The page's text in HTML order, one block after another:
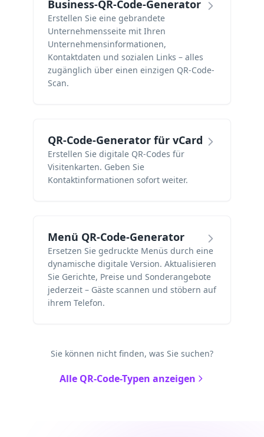
Business-QR-Code-Generator
Erstellen Sie eine gebrandete
Unternehmensseite mit Ihren
Unternehmensinformationen,
Kontaktdaten und sozialen Links – alles
zugänglich über einen einzigen QR-Code-
Scan.
QR-Code-Generator für vCard
Erstellen Sie digitale QR-Codes für
Visitenkarten. Geben Sie
Kontaktinformationen sofort weiter.
Menü QR-Code-Generator
Ersetzen Sie gedruckte Menüs durch eine
dynamische digitale Version. Aktualisieren
Sie Gerichte, Preise und Sonderangebote
jederzeit – Gäste scannen und stöbern auf
ihrem Telefon.
Sie können nicht finden, was Sie suchen?
Alle QR-Code-Typen anzeigen